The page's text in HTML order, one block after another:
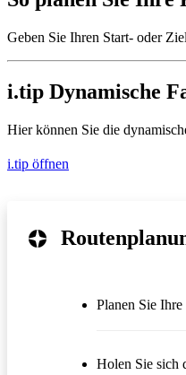
Geben Sie Ihren Start- oder
i.tip Dynamische
Hier können Sie die
i.tip öffnen
Planen Sie
Holen Sie sich